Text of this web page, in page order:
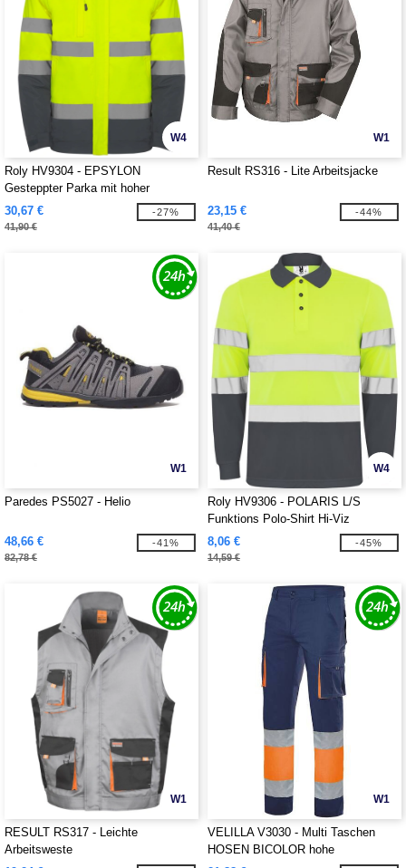
W4
Roly HV9304 - EPSYLON
Gesteppter Parka mit hoher
Sichtbarkeit
30,67 €
41,90 €
-27%
W1
Result RS316 - Lite Arbeitsjacke
23,15 €
41,40 €
-44%
W1
Paredes PS5027 - Helio
48,66 €
82,78 €
-41%
W4
Roly HV9306 - POLARIS L/S
Funktions Polo-Shirt Hi-Viz
8,06 €
14,59 €
-45%
W1
RESULT RS317 - Leichte
Arbeitsweste
W1
VELILLA V3030 - Multi Taschen
HOSEN BICOLOR hohe